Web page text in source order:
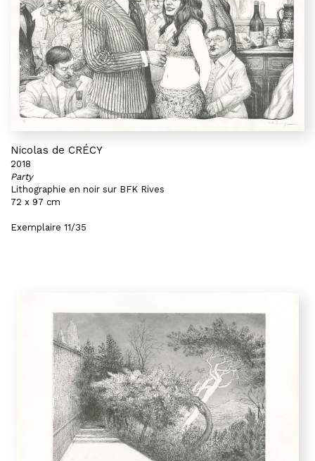
Nicolas de CRÉCY
2018
Party
Lithographie en noir sur BFK Rives
72 x 97 cm
Exemplaire 11/35